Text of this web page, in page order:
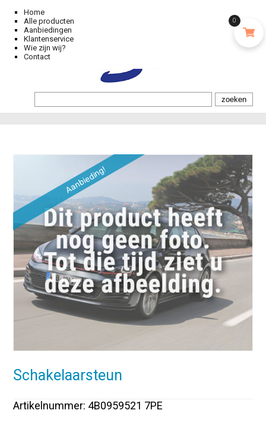
Home
Alle producten
Aanbiedingen
Klantenservice
Wie zijn wij?
Contact
Aanbieding!
Schakelaarsteun
Artikelnummer: 4B0959521 7PE
0